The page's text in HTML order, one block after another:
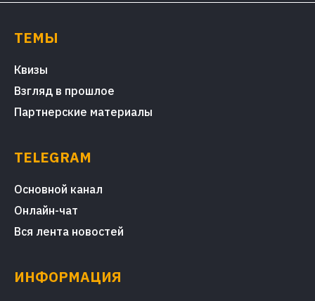
ТЕМЫ
Квизы
Взгляд в прошлое
Партнерские материалы
TELEGRAM
Основной канал
Онлайн-чат
Вся лента новостей
ИНФОРМАЦИЯ